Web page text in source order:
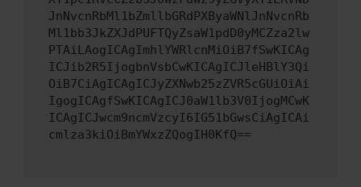
JnNvcnRbMl1bZmllbGRdPXByaWNlJnNvcnRb
Ml1bb3JkZXJdPUFTQyZsaW1pdD0yMCZza2lw
PTAiLAogICAgImhlYWRlcnMiOiB7fSwKICAg
ICJib2R5IjogbnVsbCwKICAgICJleHBlY3Qi
OiB7CiAgICAgICJyZXNwb25zZVR5cGUiOiAi
IgogICAgfSwKICAgICJ0aW1lb3V0IjogMCwK
ICAgICJwcm9ncmVzcyI6IG51bGwsCiAgICAi
cmlza3kiOiBmYWxzZQogIH0KfQ==